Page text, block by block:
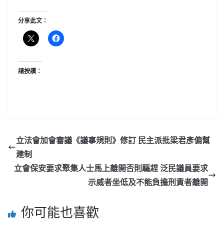
分享此文：
請按讚：
立法會加會審議《議事規則》修訂 民主派批梁君彥偏幫
建制
立會保安要求聚集人士馬上離開否則驅趕 泛民議員要求
示威者坐低及不能負擔刑責者離開
你可能也喜歡